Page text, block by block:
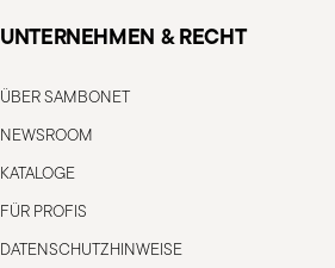
UNTERNEHMEN & RECHT
ÜBER SAMBONET
NEWSROOM
KATALOGE
FÜR PROFIS
DATENSCHUTZHINWEISE